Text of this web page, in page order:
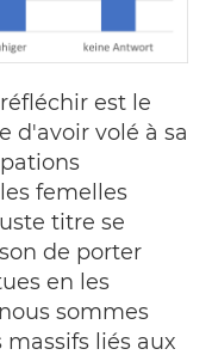
est le
d'avoir volé à sa
femelles
titre se
de porter
en les
sommes
liés aux